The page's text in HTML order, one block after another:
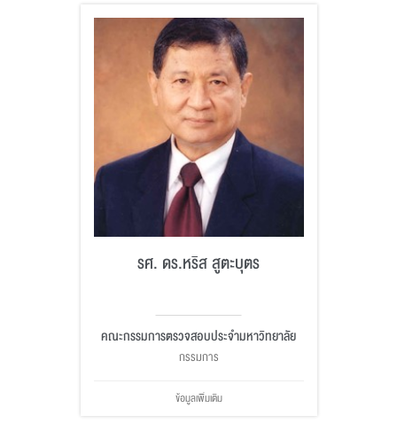
รศ. ดร.หริส สูตะบุตร
คณะกรรมการตรวจสอบประจำมหาวิทยาลัย
กรรมการ
ข้อมูลเพิ่มเติม